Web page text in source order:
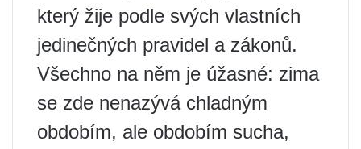
který žije podle svých vlastních
jedinečných pravidel a zákonů.
Všechno na něm je úžasné: zima
se zde nenazývá chladným
obdobím, ale obdobím sucha,